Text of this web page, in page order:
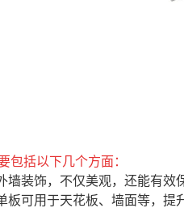
包括以下几个方面：
装饰，不仅美观，还能有效
可用于天花板、墙面等，提